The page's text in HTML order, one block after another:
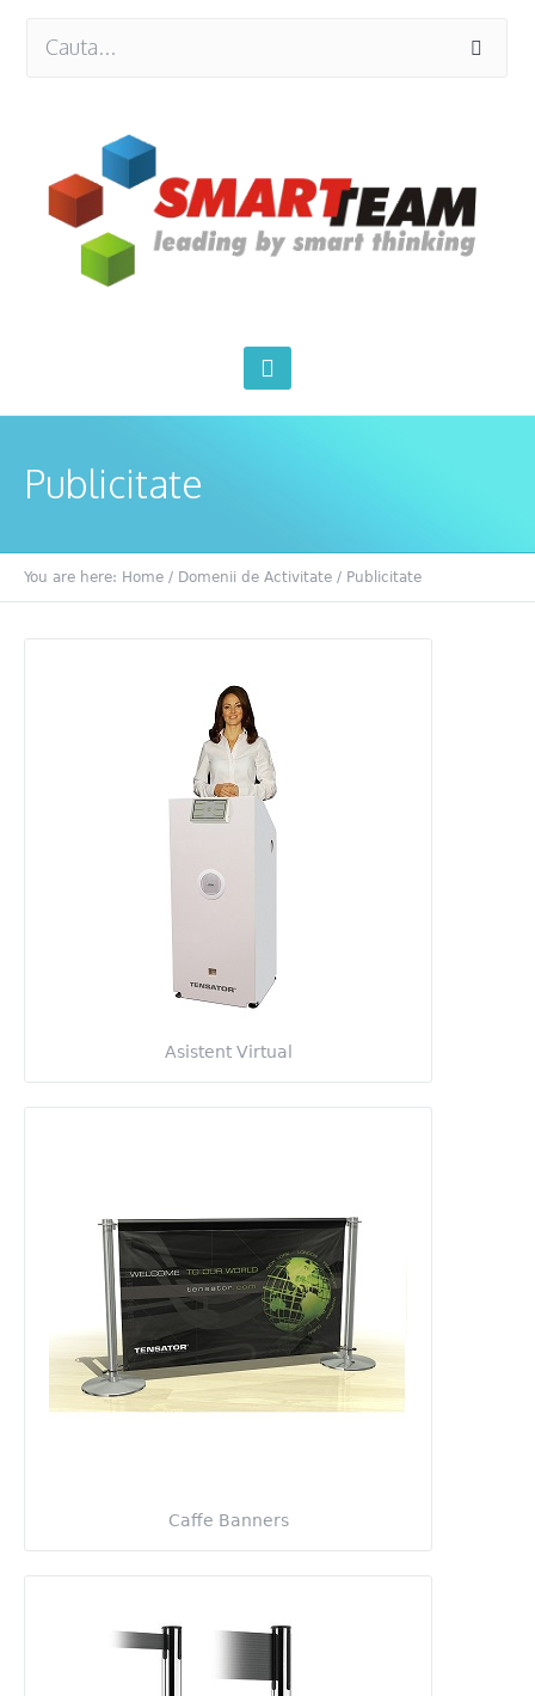
Publicitate
You are here: Home / Domenii de Activitate / Publicitate
Asistent Virtual
Caffe Banners